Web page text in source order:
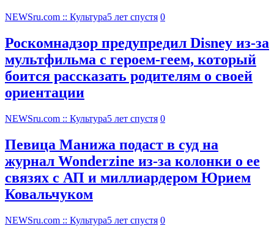
NEWSru.com :: Культура5 лет спустя 0
Роскомнадзор предупредил Disney из-за
мультфильма c героем-геем, который
боится рассказать родителям о своей
ориентации
NEWSru.com :: Культура5 лет спустя 0
Певица Манижа подаст в суд на
журнал Wonderzine из-за колонки о ее
связях с АП и миллиардером Юрием
Ковальчуком
NEWSru.com :: Культура5 лет спустя 0